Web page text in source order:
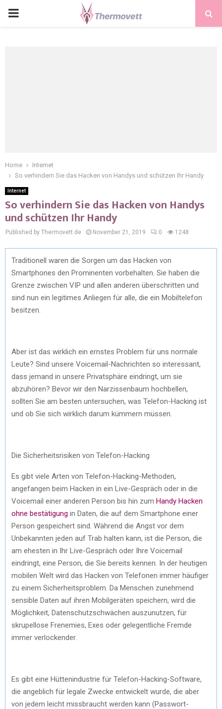
PRIMARY
Home
Internet
So verhindern Sie das Hacken von Handys und schützen Ihr Handy
Internet
So verhindern Sie das Hacken von Handys
und schützen Ihr Handy
Published by Thermovett.de November 21, 2019 0 1248
Traditionell waren die Sorgen um das Hacken von
Smartphones den Prominenten vorbehalten. Sie haben die
Grenze zwischen VIP und allen anderen überschritten und
sind nun ein legitimes Anliegen für alle, die ein Mobiltelefon
besitzen.
Aber ist das wirklich ein ernstes Problem für uns normale
Leute? Sind unsere Voicemail-Nachrichten so interessant,
dass jemand in unsere Privatsphäre eindringt, um sie
abzuhören? Bevor wir den Narzissenbaum hochbellen,
sollten Sie am besten untersuchen, was Telefon-Hacking ist
und ob Sie sich wirklich darum kümmern müssen.
Die Sicherheitsrisiken von Telefon-Hacking
Es gibt viele Arten von Telefon-Hacking-Methoden,
angefangen beim Hacken in ein Live-Gespräch oder in die
Voicemail einer anderen Person bis hin zum Handy Hacken
ohne bestätigung in Daten, die auf dem Smartphone einer
Person gespeichert sind. Während die Angst vor dem
Unbekannten jeden auf Trab halten kann, ist die Person, die
am ehesten in Ihr Live-Gespräch oder Ihre Voicemail
eindringt, eine Person, die Sie bereits kennen. In der heutigen
mobilen Welt wird das Hacken von Telefonen immer häufiger
zu einem Sicherheitsproblem. Da Menschen zunehmend
sensible Daten auf ihren Mobilgeräten speichern, wird die
Möglichkeit, Datenschutzschwächen auszunutzen, für
skrupellose Frenemies, Exes oder gelegentliche Fremde
immer verlockender.
Es gibt eine Hüttenindustrie für Telefon-Hacking-Software,
die angeblich für legale Zwecke entwickelt wurde, die aber
von jedem leicht missbraucht werden kann (Passwort-